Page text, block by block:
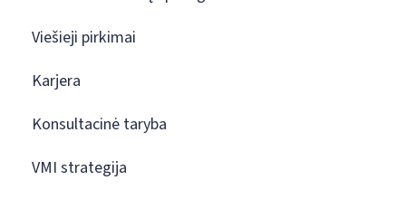
Viešieji pirkimai
Karjera
Konsultacinė taryba
VMI strategija